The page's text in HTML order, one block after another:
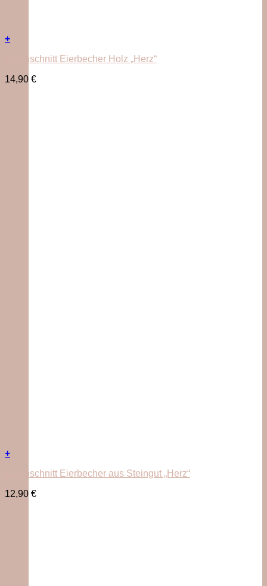
+
Eulenschnitt Eierbecher Holz „Herz“
14,90 €
+
Eulenschnitt Eierbecher aus Steingut „Herz“
12,90 €